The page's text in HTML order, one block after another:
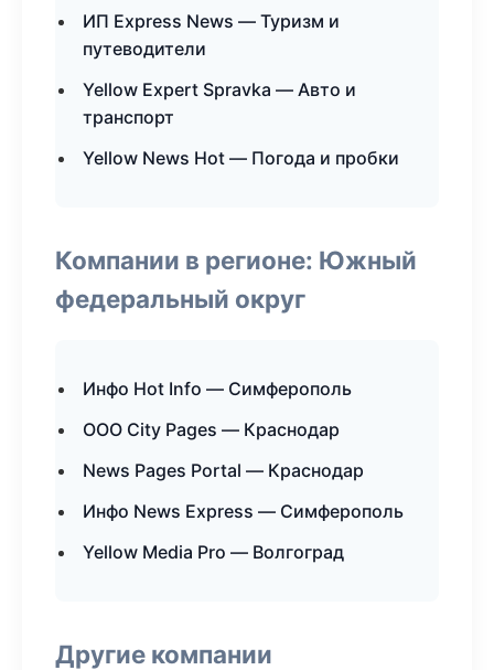
ИП Express News — Туризм и
путеводители
Yellow Expert Spravka — Авто и
транспорт
Yellow News Hot — Погода и пробки
Компании в регионе: Южный
федеральный округ
Инфо Hot Info — Симферополь
ООО City Pages — Краснодар
News Pages Portal — Краснодар
Инфо News Express — Симферополь
Yellow Media Pro — Волгоград
Другие компании